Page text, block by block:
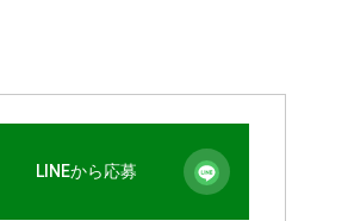
LINEから応募